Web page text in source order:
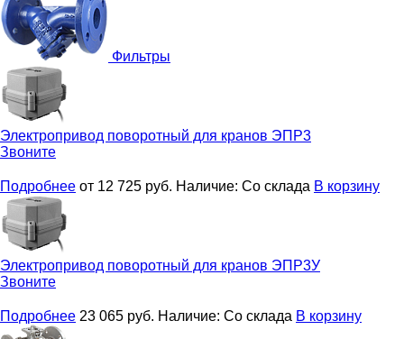
Фильтры
Электропривод поворотный для кранов ЭПР3
Звоните
Подробнее от 12 725 руб. Наличие: Со склада В корзину
Электропривод поворотный для кранов ЭПР3У
Звоните
Подробнее 23 065 руб. Наличие: Со склада В корзину